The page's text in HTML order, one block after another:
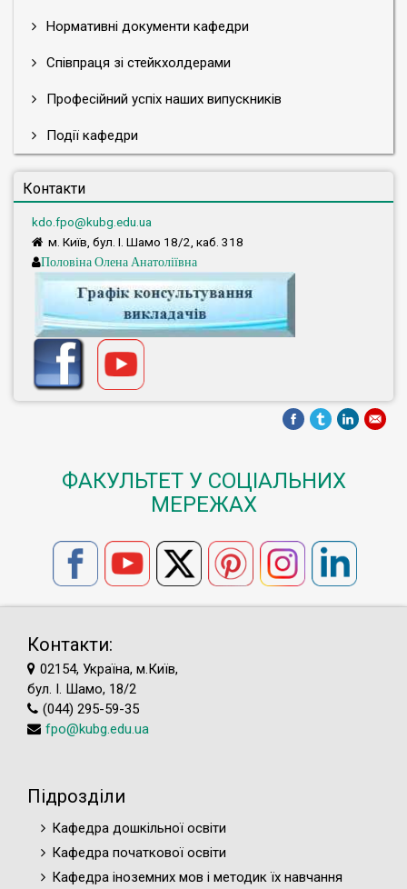
Нормативні документи кафедри
Співпраця зі стейкхолдерами
Професійний успіх наших випускників
Події кафедри
Контакти
kdo.fpo@kubg.edu.ua
м. Київ, бул. І. Шамо 18/2, каб. 318
Половіна Олена Анатоліївна
ФАКУЛЬТЕТ У СОЦІАЛЬНИХ
МЕРЕЖАХ
Контакти:
02154, Україна, м.Київ,
бул. І. Шамо, 18/2
(044) 295-59-35
fpo@kubg.edu.ua
Підрозділи
Кафедра дошкільної освіти
Кафедра початкової освіти
Кафедра іноземних мов і методик їх навчання